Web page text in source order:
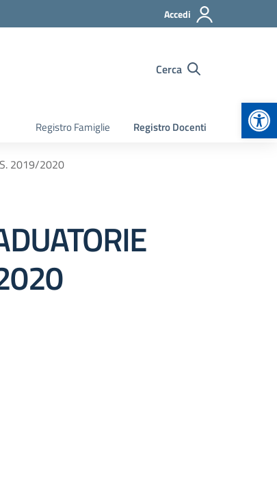
Accedi
Cerca
Registro Famiglie Registro Docenti
2019/2020